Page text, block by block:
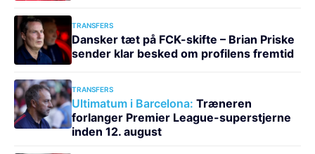
TRANSFERS
Dansker tæt på FCK-skifte – Brian Priske
sender klar besked om profilens fremtid
TRANSFERS
Ultimatum i Barcelona: Træneren
forlanger Premier League-superstjerne
inden 12. august